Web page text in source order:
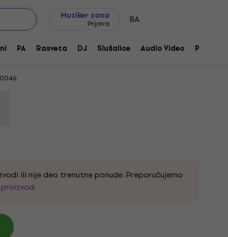
Muziker zona
Prijava BA
PA Rasveta DJ Slušalice Audio Video Pribor
Black
ili nije deo trenutne ponude. Preporučujemo
.